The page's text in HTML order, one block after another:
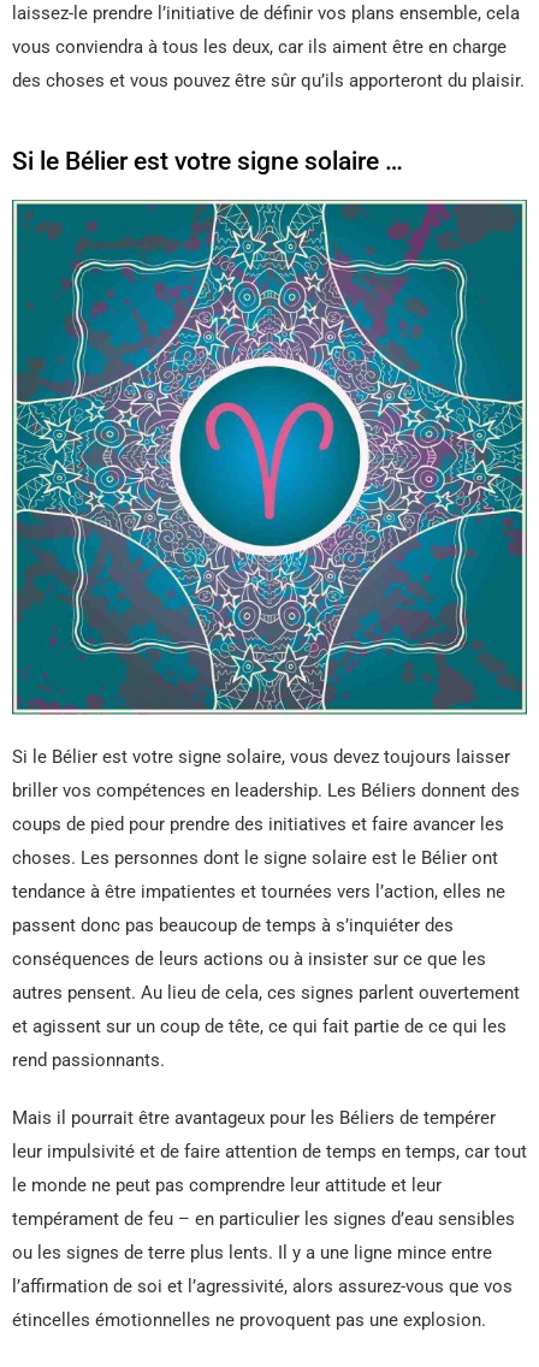
laissez-le prendre l’initiative de définir vos plans ensemble, cela
vous conviendra à tous les deux, car ils aiment être en charge
des choses et vous pouvez être sûr qu’ils apporteront du plaisir.
Si le Bélier est votre signe solaire …
Si le Bélier est votre signe solaire, vous devez toujours laisser
briller vos compétences en leadership. Les Béliers donnent des
coups de pied pour prendre des initiatives et faire avancer les
choses. Les personnes dont le signe solaire est le Bélier ont
tendance à être impatientes et tournées vers l’action, elles ne
passent donc pas beaucoup de temps à s’inquiéter des
conséquences de leurs actions ou à insister sur ce que les
autres pensent. Au lieu de cela, ces signes parlent ouvertement
et agissent sur un coup de tête, ce qui fait partie de ce qui les
rend passionnants.
Mais il pourrait être avantageux pour les Béliers de tempérer
leur impulsivité et de faire attention de temps en temps, car tout
le monde ne peut pas comprendre leur attitude et leur
tempérament de feu – en particulier les signes d’eau sensibles
ou les signes de terre plus lents. Il y a une ligne mince entre
l’affirmation de soi et l’agressivité, alors assurez-vous que vos
étincelles émotionnelles ne provoquent pas une explosion.